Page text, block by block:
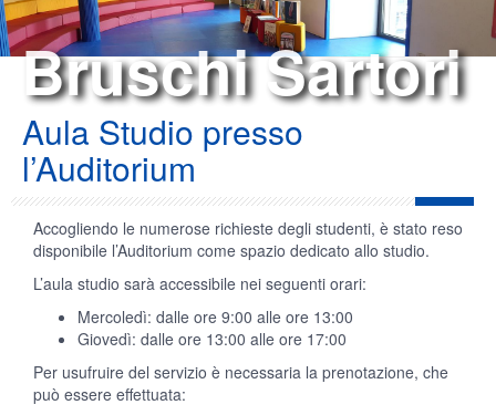
Bruschi Sartori
Aula Studio presso
l’Auditorium
Accogliendo le numerose richieste degli studenti, è stato reso
disponibile l’Auditorium come spazio dedicato allo studio.
L’aula studio sarà accessibile nei seguenti orari:
Mercoledì: dalle ore 9:00 alle ore 13:00
Giovedì: dalle ore 13:00 alle ore 17:00
Per usufruire del servizio è necessaria la prenotazione, che
può essere effettuata: